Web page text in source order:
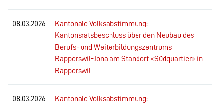
08.03.2026
Kantonale Volksabstimmung:
Kantonsratsbeschluss über den Neubau des
Berufs- und Weiterbildungszentrums
Rapperswil-Jona am Standort «Südquartier» in
Rapperswil
08.03.2026
Kantonale Volksabstimmung: